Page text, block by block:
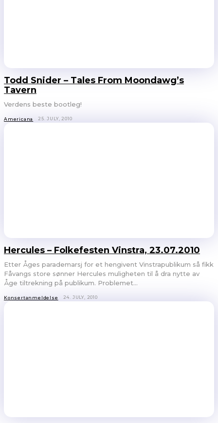
Todd Snider – Tales From Moondawg’s
Tavern
Verdens beste bootleg!
Americana 25. JULY, 2010
Hercules – Folkefesten Vinstra, 23.07.2010
Etter Åges parademarsj for et hengivent Vinstrapublikum så fikk
Fåvangs store sønner Hercules muligheten til å dra nytte av
Åge tiltrekning på publikum. Problemet...
Konsertanmeldelse 24. JULY, 2010